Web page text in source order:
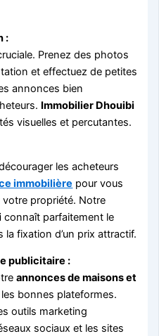
:
Prenez des photos
et effectuez de petites
annonces bien
Immobilier Dhouibi
visuelles et percutantes.
les acheteurs
immobilière pour vous
votre propriété. Notre
connaît parfaitement le
fixation d’un prix attractif.
publicitaire :
annonces de maisons et
les bonnes plateformes.
outils marketing
sociaux et les sites